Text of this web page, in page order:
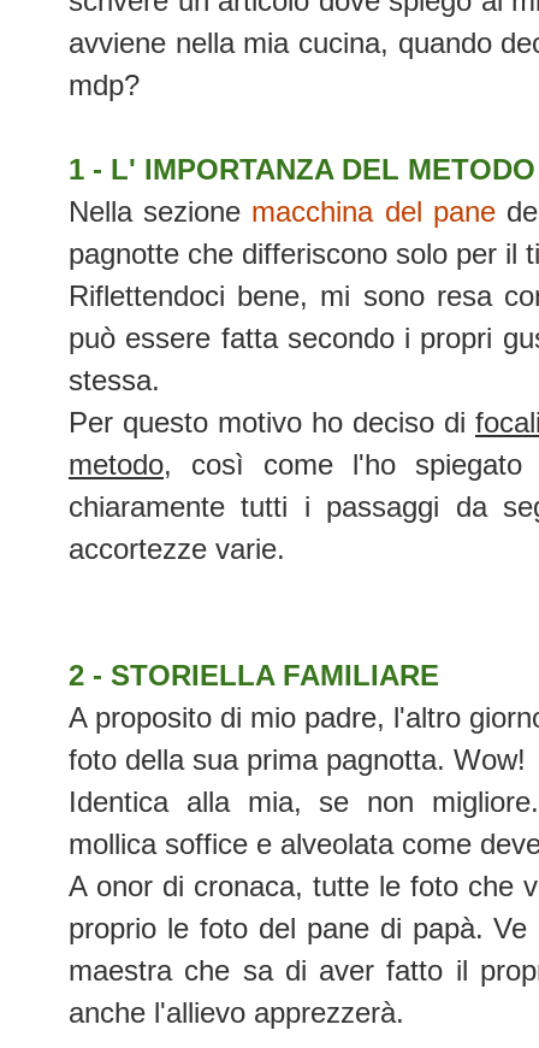
avviene nella mia cucina, quando
mdp?
1 - L' IMPORTANZA DEL METODO
Nella sezione macchina del pane
pagnotte che differiscono solo per il
Riflettendoci bene, mi sono resa
può essere fatta secondo i propri
stessa.
Per questo motivo ho deciso di
metodo, così come l'ho spiegato
chiaramente tutti i passaggi da
accortezze varie.
2 - STORIELLA FAMILIARE
A proposito di mio padre, l'altro
foto della sua prima pagnotta. Wow!
Identica alla mia, se non
mollica soffice e alveolata come
A onor di cronaca, tutte le foto che
proprio le foto del pane di papà.
maestra che sa di aver fatto il
anche l'allievo apprezzerà.